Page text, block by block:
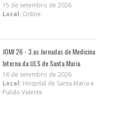
15 de setembro de 2026
Local: Online
JOMI 26 - 3.as Jornadas de Medicina
Interna da ULS de Santa Maria
16 de setembro de 2026
Local: Hospital de Santa Maria e
Pulido Valente